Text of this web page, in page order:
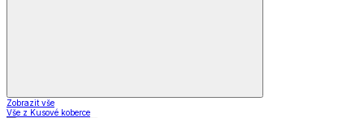
Zobrazit vše
Vše z Kusové koberce